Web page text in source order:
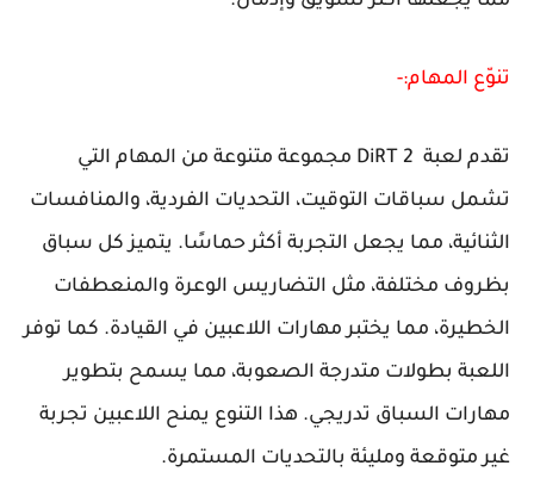
تنوّع المهام:-
تقدم لعبة DiRT 2 مجموعة متنوعة من المهام التي
تشمل سباقات التوقيت، التحديات الفردية، والمنافسات
الثنائية، مما يجعل التجربة أكثر حماسًا. يتميز كل سباق
بظروف مختلفة، مثل التضاريس الوعرة والمنعطفات
الخطيرة، مما يختبر مهارات اللاعبين في القيادة. كما توفر
اللعبة بطولات متدرجة الصعوبة، مما يسمح بتطوير
مهارات السباق تدريجي. هذا التنوع يمنح اللاعبين تجربة
غير متوقعة ومليئة بالتحديات المستمرة.